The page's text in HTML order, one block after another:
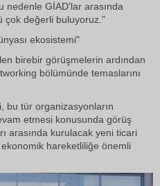
nedenle GİAD'lar arasında
çok değerli buluyoruz."
ekosistemi"
birebir görüşmelerin ardından
bölümünde temaslarını
bu tür organizasyonların
etmesi konusunda görüş
arasında kurulacak yeni ticari
hareketliliğe önemli